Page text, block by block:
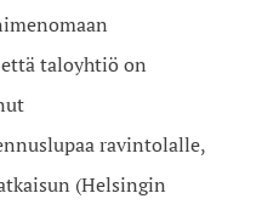
taloyhtiö on
ravintolalle,
(Helsingin